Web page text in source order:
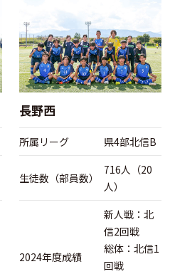
長野西
所属リーグ 県4部北信B
生徒数（部員数）
716人（20
人）
2024年度成績
新人戦：北
信2回戦
総体：北信1
回戦